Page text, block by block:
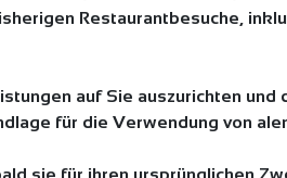
Restaurantbesuche,
auf Sie auszurichten und
für die Verwendung von